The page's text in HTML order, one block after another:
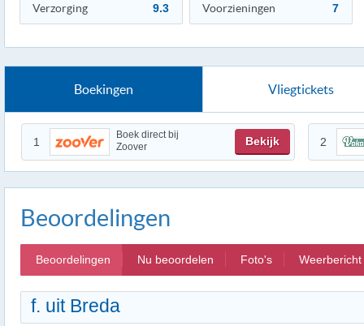
Verzorging 9.3 Voorzieningen 7
Boekingen Vliegtickets
1
Boek direct bij
Zoover
Bekijk 2
Beoordelingen
Beoordelingen Nu beoordelen Foto's Weerbericht
f. uit Breda